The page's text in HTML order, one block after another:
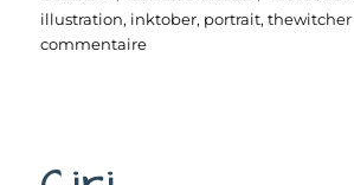
le
illustration, inktober, portrait,thewitcher
commentairesur